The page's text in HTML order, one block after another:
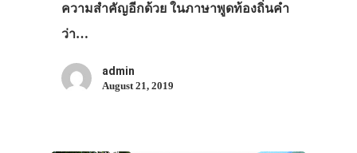
ความสำคัญอีกด้วย ในภาษาพูดท้องถิ่นคำ
ว่า…
admin
August 21, 2019